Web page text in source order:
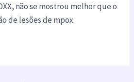
não se mostrou melhor que o
de lesões de mpox.